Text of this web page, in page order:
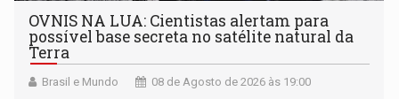
OVNIS NA LUA: Cientistas alertam para
possível base secreta no satélite natural da
Terra
Brasil e Mundo 08 de Agosto de 2026 às 19:00